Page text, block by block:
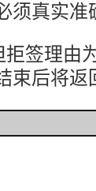
真实准
签理由
后将返